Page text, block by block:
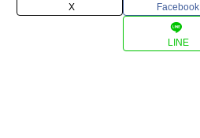
X Facebook
LINE